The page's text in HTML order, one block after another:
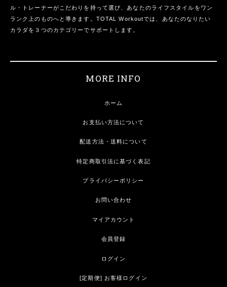
ル・トレーナーがこだわりを持って選び、あなたのライフスタイルをワン
ランク上のものへと導きます。TOTAL Workoutでは、あなたのなりたい
カラダを３つのカテゴリーでサポートします。
MORE INFO
ホーム
お支払い方法について
配送方法・送料について
特定商取引法に基づく表記
プライバシーポリシー
お問い合わせ
マイアカウント
会員登録
ログイン
[定期便] お客様ログイン